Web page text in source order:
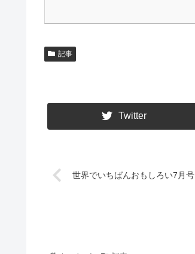
記事
Twitter
世界でいちばんおもしろい7月号